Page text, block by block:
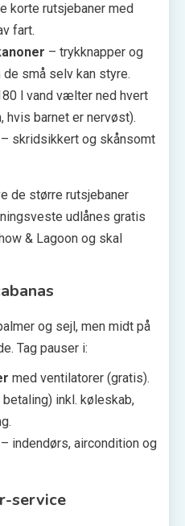
korte rutsjebaner med
fart.
– trykknapper og
små selv kan styre.
l vand vælter ned hvert
hvis barnet er nervøst).
– skridsikkert og skånsomt
de større rutsjebaner
udlånes gratis
& Lagoon og skal
og sejl, men midt på
Tag pauser i:
med ventilatorer (gratis).
betaling) inkl. køleskab,
– indendørs, aircondition og
service